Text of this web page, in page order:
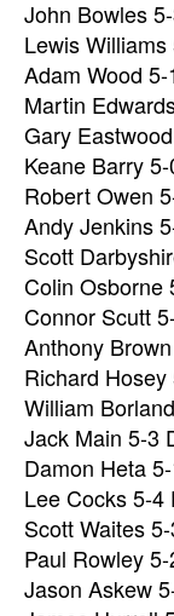
John Bowles
Lewis
Adam Wood
Martin
Gary
Keane Barry
Robert Owen
Andy Jenkins
Scott
Colin Osborne
Connor Scutt
Anthony
Richard
William
Jack Main 5-3
Damon Heta
Lee Cocks 5-4
Scott Waites
Paul Rowley
Jason Askew